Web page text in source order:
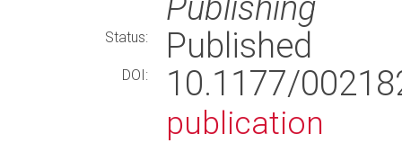
Status: Published
DOI: 10.1177/
publication